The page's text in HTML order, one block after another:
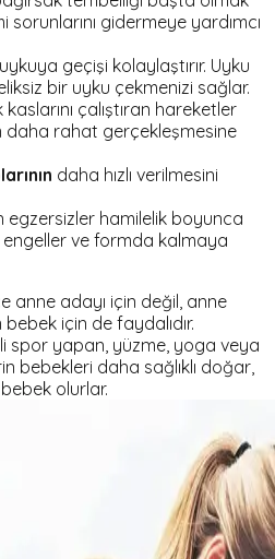
gidermeye yardımcı
geçişi kolaylaştırır. Uyku
bir uyku çekmenizi sağlar.
çalıştıran hareketler
daha rahat gerçekleşmesine
daha hızlı verilmesini
egzersizler hamilelik boyunca
ve formda kalmaya
anne adayı için değil, anne
için de faydalıdır.
spor yapan, yüzme, yoga veya
bebekleri daha sağlıklı doğar,
olurlar.